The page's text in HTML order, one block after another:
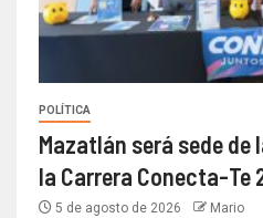
POLÍTICA
Mazatlán será sede
la Carrera Conecta-Te
5 de agosto de 2026 Mario